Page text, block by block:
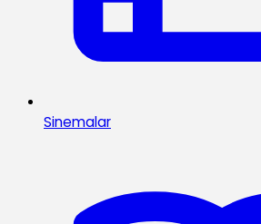
Sinemalar